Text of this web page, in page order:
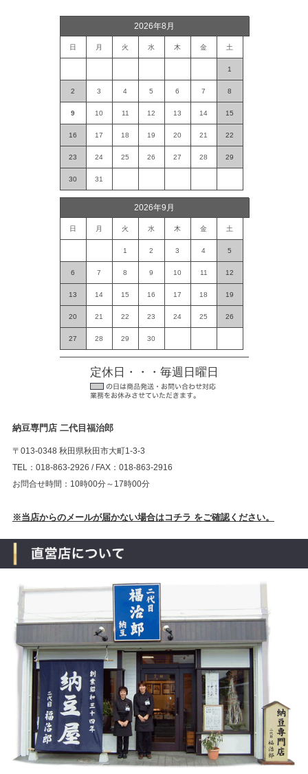
2026年8月
日 月 火 水 木 金 土
1
2 3 4 5 6 7 8
9 10 11 12 13 14 15
16 17 18 19 20 21 22
23 24 25 26 27 28 29
30 31
2026年9月
日 月 火 水 木 金 土
1 2 3 4 5
6 7 8 9 10 11 12
13 14 15 16 17 18 19
20 21 22 23 24 25 26
27 28 29 30
定休日・・・毎週日曜日
納豆専門店 二代目福治郎
〒013-0348 秋田県秋田市大町1-3-3
TEL：018-863-2926 / FAX：018-863-2916
お問合せ時間：10時00分～17時00分
※当店からのメールが届かない場合はコチラ をご確認ください。